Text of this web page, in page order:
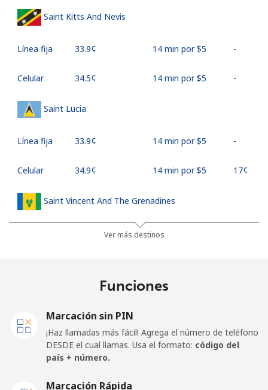
Saint Kitts And Nevis
Línea fija ⁦33.9¢⁩ 14 min por ⁦$5⁩ -
Celular ⁦34.5¢⁩ 14 min por ⁦$5⁩ -
Saint Lucia
Línea fija ⁦33.9¢⁩ 14 min por ⁦$5⁩ -
Celular ⁦34.9¢⁩ 14 min por ⁦$5⁩ ⁦17¢⁩
Saint Vincent And The Grenadines
16 min por ⁦$5⁩
Línea fija
⁦133.9¢⁩
San Marino
Ver más destinos
Funciones
Marcación sin PIN
¡Haz llamadas más fácil! Agrega el número de teléfono
DESDE el cual llamas. Usa el formato: código del
país + número.
Marcación Rápida